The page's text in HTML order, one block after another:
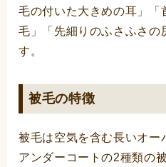
毛の付いた大きめの耳」「
毛」「先細りのふさふさの
す。
被毛の特徴
被毛は空気を含む長いオー
アンダーコートの2種類の